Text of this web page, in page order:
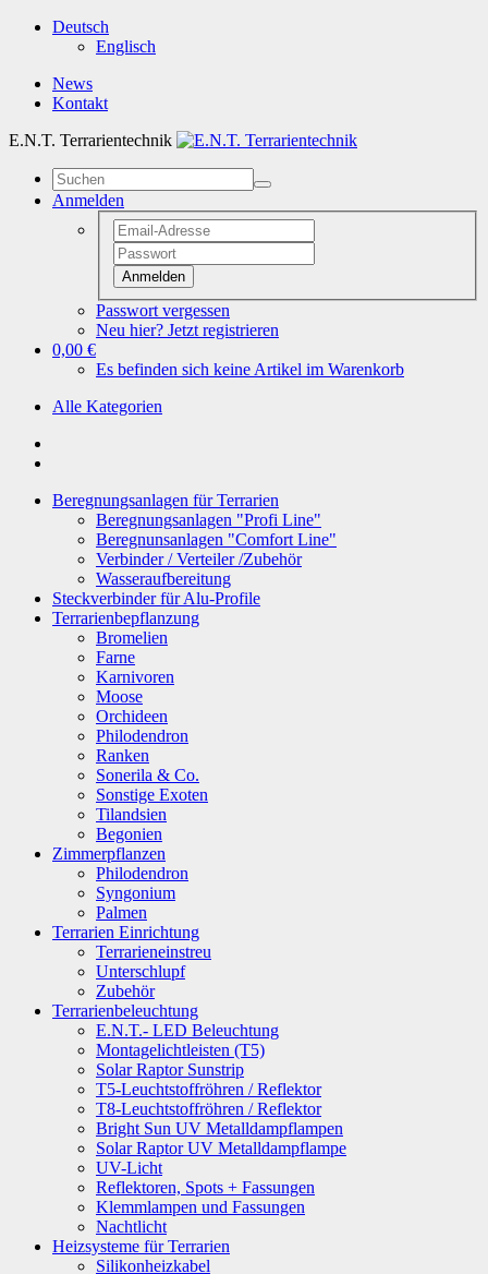
Deutsch
Englisch
News
Kontakt
E.N.T. Terrarientechnik
Anmelden
Anmelden
Passwort vergessen
Neu hier? Jetzt registrieren
0,00 €
Es befinden sich keine Artikel im Warenkorb
Alle Kategorien
Beregnungsanlagen für Terrarien
Beregnungsanlagen "Profi Line"
Beregnunsanlagen "Comfort Line"
Verbinder / Verteiler /Zubehör
Wasseraufbereitung
Steckverbinder für Alu-Profile
Terrarienbepflanzung
Bromelien
Farne
Karnivoren
Moose
Orchideen
Philodendron
Ranken
Sonerila & Co.
Sonstige Exoten
Tilandsien
Begonien
Zimmerpflanzen
Philodendron
Syngonium
Palmen
Terrarien Einrichtung
Terrarieneinstreu
Unterschlupf
Zubehör
Terrarienbeleuchtung
E.N.T.- LED Beleuchtung
Montagelichtleisten (T5)
Solar Raptor Sunstrip
T5-Leuchtstoffröhren / Reflektor
T8-Leuchtstoffröhren / Reflektor
Bright Sun UV Metalldampflampen
Solar Raptor UV Metalldampflampe
UV-Licht
Reflektoren, Spots + Fassungen
Klemmlampen und Fassungen
Nachtlicht
Heizsysteme für Terrarien
Silikonheizkabel